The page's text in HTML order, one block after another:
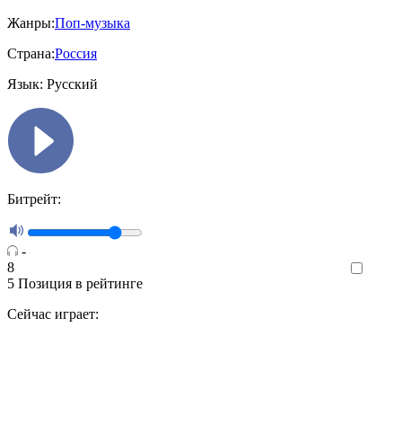
Жанры:Поп-музыка
Страна:Россия
Язык: Русский
Битрейт:
-
8
5 Позиция в рейтинге
Сейчас играет: